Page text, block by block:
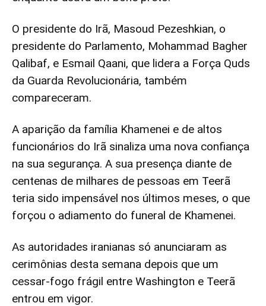
O presidente do Irã, Masoud Pezeshkian, o
presidente do Parlamento, Mohammad Bagher
Qalibaf, e Esmail Qaani, que lidera a Força Quds
da Guarda Revolucionária, também
compareceram.
A aparição da família Khamenei e de altos
funcionários do Irã sinaliza uma nova confiança
na sua segurança. A sua presença diante de
centenas de milhares de pessoas em Teerã
teria sido impensável nos últimos meses, o que
forçou o adiamento do funeral de Khamenei.
As autoridades iranianas só anunciaram as
cerimônias desta semana depois que um
cessar-fogo frágil entre Washington e Teerã
entrou em vigor.